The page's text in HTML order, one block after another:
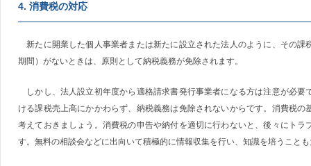
4. 消費税の対応
新たに開業した個人事業者または新たに設立された法人のように、その課
期間）がないときは、原則として納税義務が免除されます。
しかし、法人設立初年度から適格請求書発行事業者になる方は注意が必要
ける課税売上高にかかわらず、納税義務は免除されないからです。消費税
考えておきましょう。消費税の申告や納付を適切に行わないと、後々にト
す。無料の相談会などに出向いて積極的に情報収集を行い、知識を培うこと